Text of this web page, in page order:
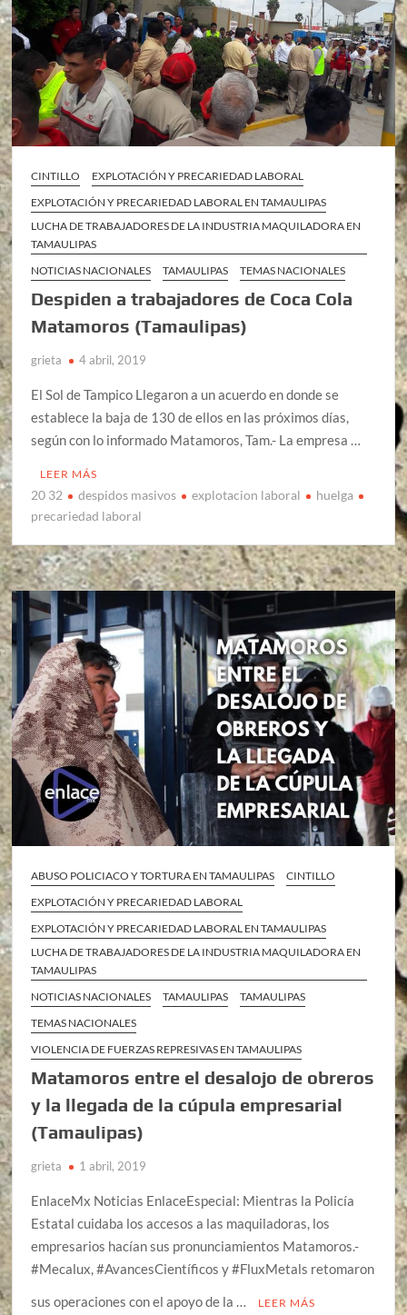
CINTILLO
EXPLOTACIÓN Y PRECARIEDAD LABORAL
EXPLOTACIÓN Y PRECARIEDAD LABORAL EN TAMAULIPAS
LUCHA DE TRABAJADORES DE LA INDUSTRIA MAQUILADORA EN
TAMAULIPAS
NOTICIAS NACIONALES
TAMAULIPAS TEMAS NACIONALES
Despiden a trabajadores de Coca Cola
Matamoros (Tamaulipas)
grieta 4 abril, 2019
El Sol de Tampico Llegaron a un acuerdo en donde se
establece la baja de 130 de ellos en las próximos días,
según con lo informado Matamoros, Tam.- La empresa …
LEER MÁS
20 32 despidos masivos explotacion laboral
huelga
precariedad laboral
ABUSO POLICIACO Y TORTURA EN TAMAULIPAS
CINTILLO
EXPLOTACIÓN Y PRECARIEDAD LABORAL
EXPLOTACIÓN Y PRECARIEDAD LABORAL EN TAMAULIPAS
LUCHA DE TRABAJADORES DE LA INDUSTRIA MAQUILADORA EN
TAMAULIPAS
NOTICIAS NACIONALES
TAMAULIPAS
TAMAULIPAS
TEMAS NACIONALES
VIOLENCIA DE FUERZAS REPRESIVAS EN TAMAULIPAS
Matamoros entre el desalojo de obreros
y la llegada de la cúpula empresarial
(Tamaulipas)
grieta 1 abril, 2019
EnlaceMx Noticias EnlaceEspecial: Mientras la Policía
Estatal cuidaba los accesos a las maquiladoras, los
empresarios hacían sus pronunciamientos Matamoros.-
#Mecalux, #AvancesCientíficos y #FluxMetals retomaron
sus operaciones con el apoyo de la …
LEER MÁS